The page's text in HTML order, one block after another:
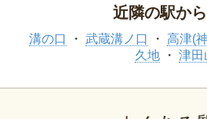
近隣の駅か
溝の口 武蔵溝ノ口 高津(
久地
津田